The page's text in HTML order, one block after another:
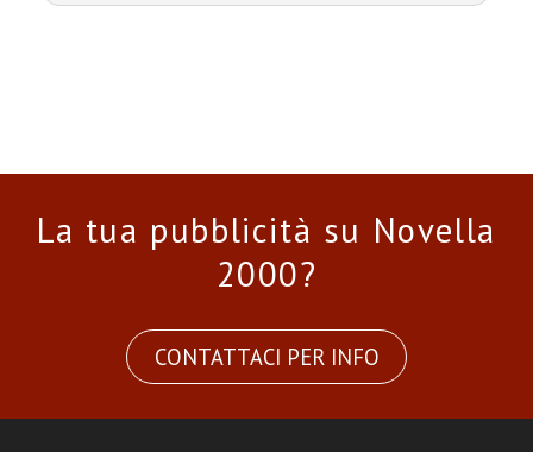
La tua pubblicità su Novella
2000?
CONTATTACI PER INFO